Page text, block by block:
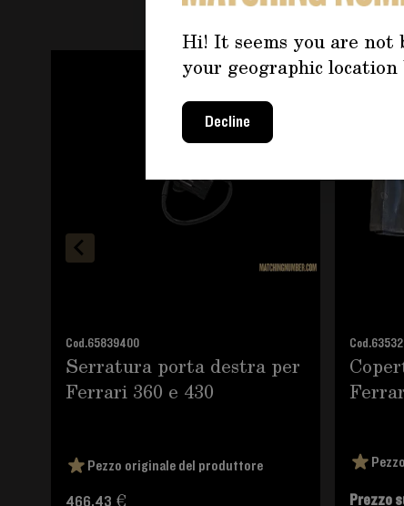
Hi! It seems you are not
your geographic location
Decline
È possibile navigare tra gli elementi del
Premere per saltare il carosello
Cod.65839400
Serratura porta destra per
Ferrari 360 e 430
Pezzo originale del produttore
466,43 €
Cod.
Prezzo